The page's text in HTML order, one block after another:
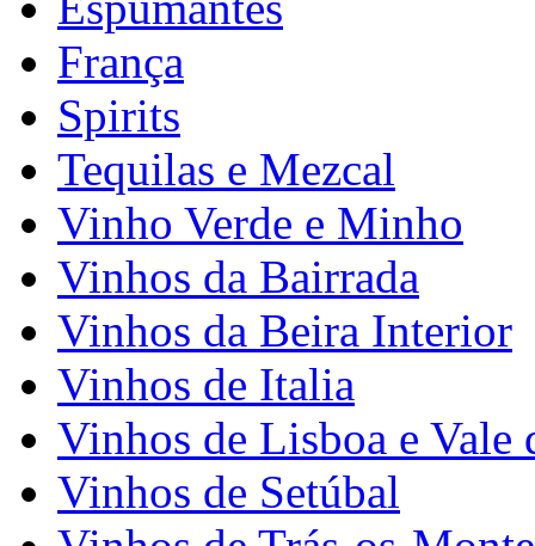
França
Spirits
Tequilas e Mezcal
Vinho Verde e Minho
Vinhos da Bairrada
Vinhos da Beira Interior
Vinhos de Italia
Vinhos de Lisboa e Vale
Vinhos de Setúbal